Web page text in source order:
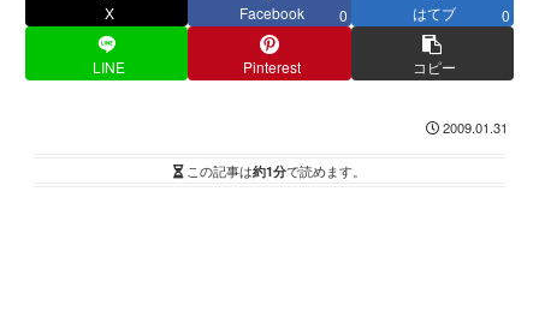
X Facebook 0 はてブ 0
LINE Pinterest コピー
2009.01.31
この記事は約1分で読めます。